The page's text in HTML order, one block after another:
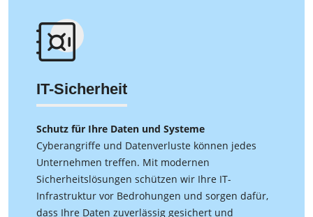
IT-Sicherheit
Schutz für Ihre Daten und Systeme
Cyberangriffe und Datenverluste können jedes
Unternehmen treffen. Mit modernen
Sicherheitslösungen schützen wir Ihre IT-
Infrastruktur vor Bedrohungen und sorgen dafür,
dass Ihre Daten zuverlässig gesichert und